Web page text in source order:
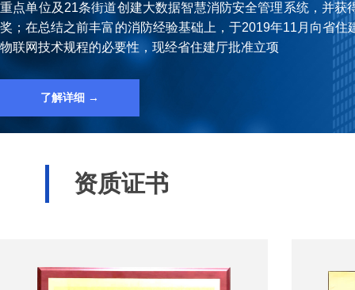
重点单位及21条街道创建⼤数据智慧消防安全管理系统，并获
奖；在总结之前丰富的消防经验基础上，于2019年11⽉向省住
物联⽹技术规程的必要性，现经省住建厅批准⽴项
了解详细 →
资质证书